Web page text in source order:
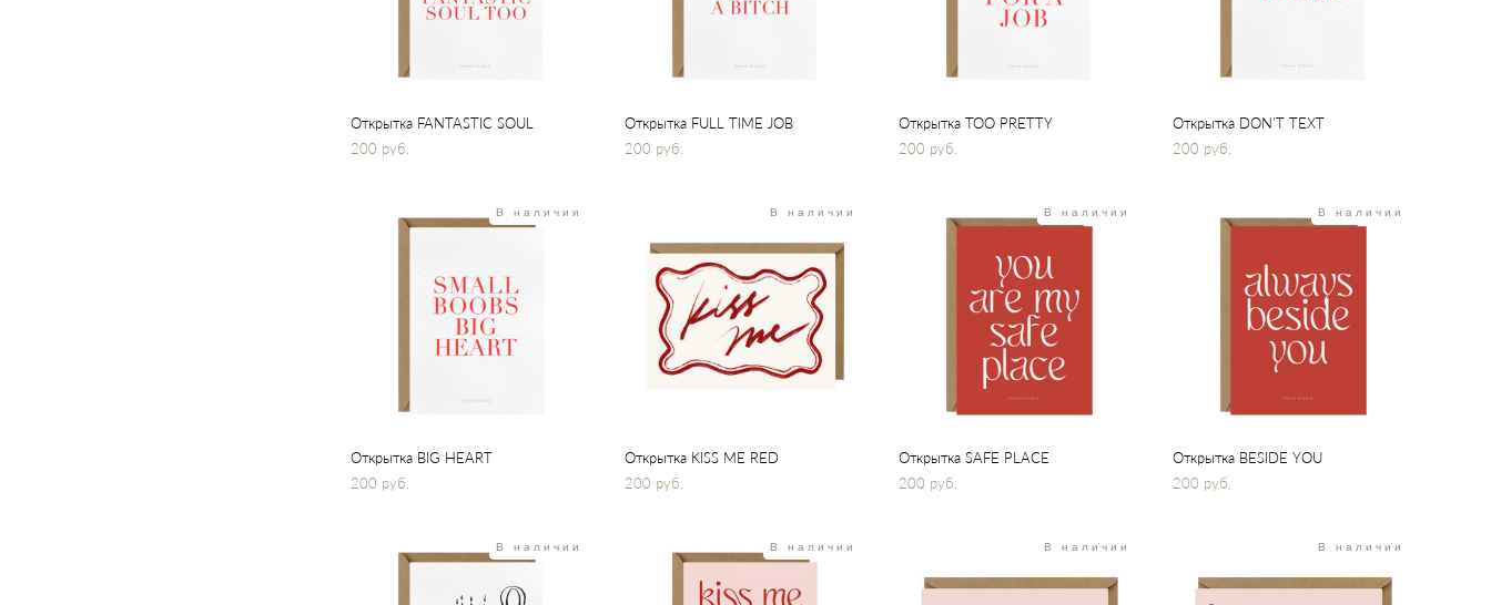
Открытка FANTASTIC SOUL
200 pуб.
Открытка FULL TIME JOB
200 pуб.
Открытка TOO PRETTY
200 pуб.
Открытка DON'T TEXT
200 pуб.
В наличии
Открытка BIG HEART
200 pуб.
В наличии
Открытка KISS ME RED
200 pуб.
В наличии
Открытка SAFE PLACE
200 pуб.
В наличии
Открытка BESIDE YOU
200 pуб.
В наличии В наличии В наличии В наличии